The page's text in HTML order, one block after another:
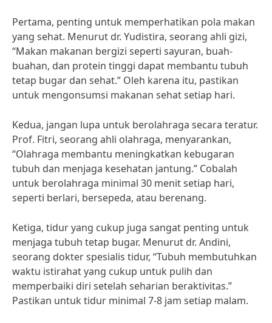
Pertama, penting untuk memperhatikan pola makan
yang sehat. Menurut dr. Yudistira, seorang ahli gizi,
“Makan makanan bergizi seperti sayuran, buah-
buahan, dan protein tinggi dapat membantu tubuh
tetap bugar dan sehat.” Oleh karena itu, pastikan
untuk mengonsumsi makanan sehat setiap hari.
Kedua, jangan lupa untuk berolahraga secara teratur.
Prof. Fitri, seorang ahli olahraga, menyarankan,
“Olahraga membantu meningkatkan kebugaran
tubuh dan menjaga kesehatan jantung.” Cobalah
untuk berolahraga minimal 30 menit setiap hari,
seperti berlari, bersepeda, atau berenang.
Ketiga, tidur yang cukup juga sangat penting untuk
menjaga tubuh tetap bugar. Menurut dr. Andini,
seorang dokter spesialis tidur, “Tubuh membutuhkan
waktu istirahat yang cukup untuk pulih dan
memperbaiki diri setelah seharian beraktivitas.”
Pastikan untuk tidur minimal 7-8 jam setiap malam.